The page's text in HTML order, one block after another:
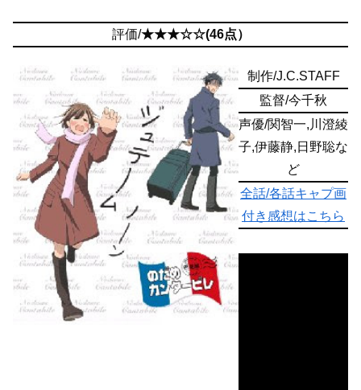
評価/★★★☆☆(46点）
制作/J.C.STAFF
監督/今千秋
声優/関智一,川澄綾
子,伊藤静,日野聡な
ど
全話/各話キャプ画
付き感想はこちら